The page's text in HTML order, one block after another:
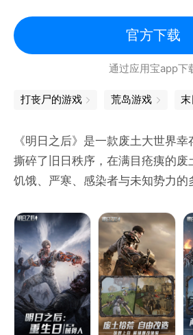
官方下载
通过应用宝app下
打丧尸的游戏 荒岛游戏
《明日之后》是一款废土大世界
撕碎了旧日秩序，在满目疮痍的废
饥饿、严寒、感染者与未知势力的
贸易、据点攻防... 快来与全球幸
的废土生存故事，直面这个真实
土求生世界！
【真实废土，守住生存的最后希望
饥寒交迫，感染蔓延，阴谋潜行